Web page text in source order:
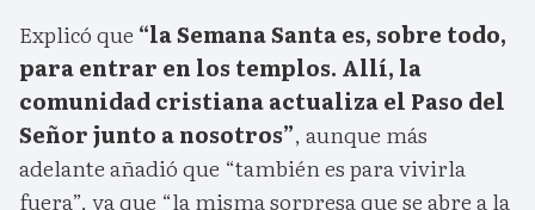
Explicó que “la Semana Santa es, sobre todo,
para entrar en los templos. Allí, la
comunidad cristiana actualiza el Paso del
Señor junto a nosotros”, aunque más
adelante añadió que “también es para vivirla
fuera”, ya que “la misma sorpresa que se abre a la